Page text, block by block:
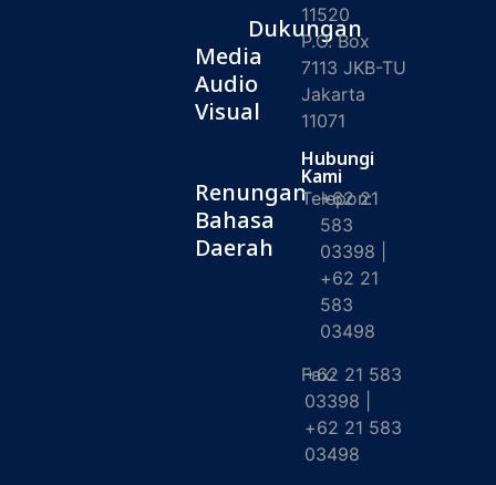
Media
Audio
Visual
Renungan
Bahasa
Daerah
Dukungan
11520
P.O. Box
7113 JKB-TU
Jakarta
11071
Hubungi
Kami
Telepon:
+62 21
583
03398 |
+62 21
583
03498
Fax:
+62 21 583
03398 |
+62 21 583
03498